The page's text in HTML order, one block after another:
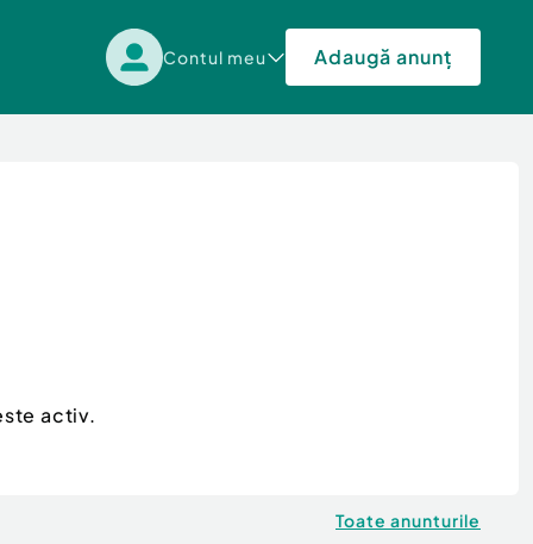
Contul meu Adaugă anunț
activ.
Toate anunturile